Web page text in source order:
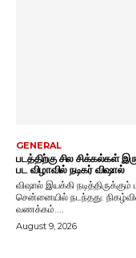
GENERAL
படத்திற்கு சில சிக்கல்கள்
பட விழாவில் நடிகர் விஷால்
விஷால் இயக்கி
சென்னையில் நடந்தது. நிகழ்வில் நடிகர் விஷால் பேசியதாவது, "அனைவருக்கும்
வணக்கம்....
August 9, 2026